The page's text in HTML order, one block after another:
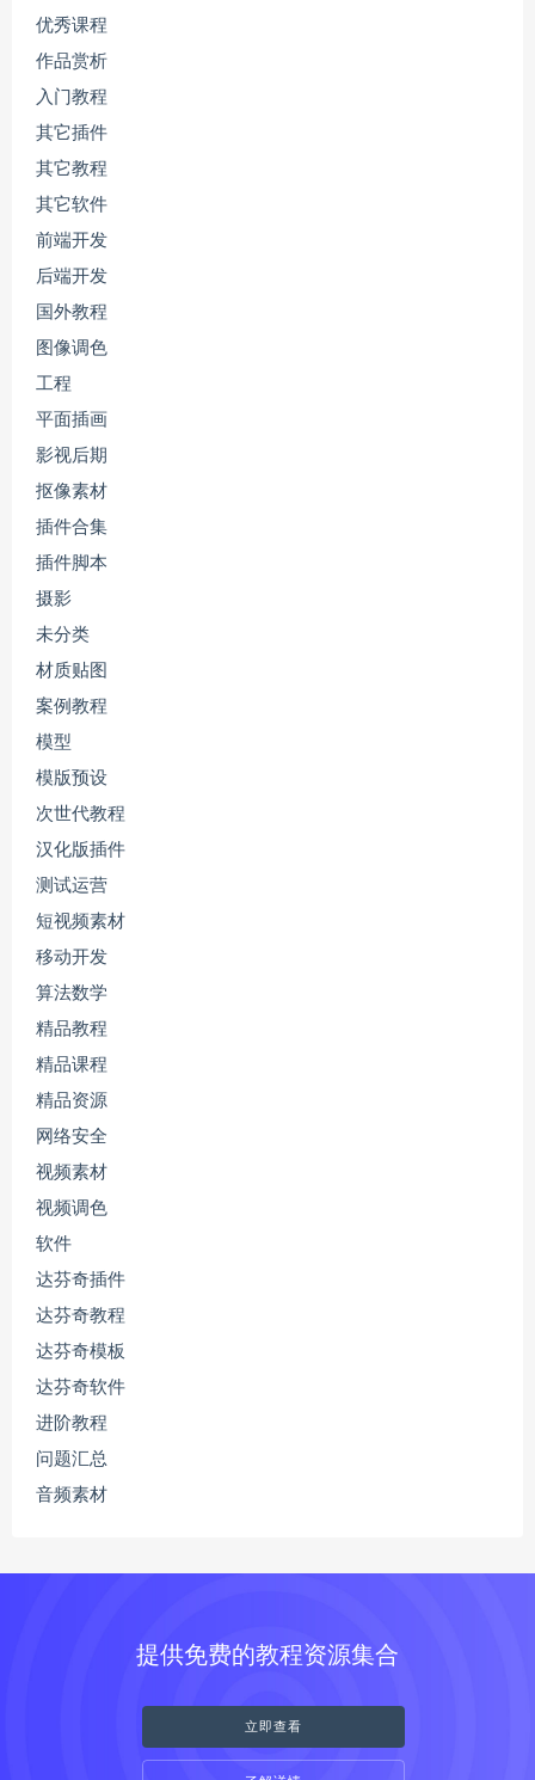
优秀课程
作品赏析
入门教程
其它插件
其它教程
其它软件
前端开发
后端开发
国外教程
图像调色
工程
平面插画
影视后期
抠像素材
插件合集
插件脚本
摄影
未分类
材质贴图
案例教程
模型
模版预设
次世代教程
汉化版插件
测试运营
短视频素材
移动开发
算法数学
精品教程
精品课程
精品资源
网络安全
视频素材
视频调色
软件
达芬奇插件
达芬奇教程
达芬奇模板
达芬奇软件
进阶教程
问题汇总
音频素材
提供免费的教程资源集合
立即查看